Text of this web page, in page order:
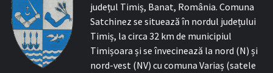
județul Timiș, Banat, România. Comuna
Satchinez se situează în nordul județului
Timiș, la circa 32 km de municipiul
Timișoara și se învecinează la nord (N) și
nord-vest (NV) cu comuna Variaș (satele